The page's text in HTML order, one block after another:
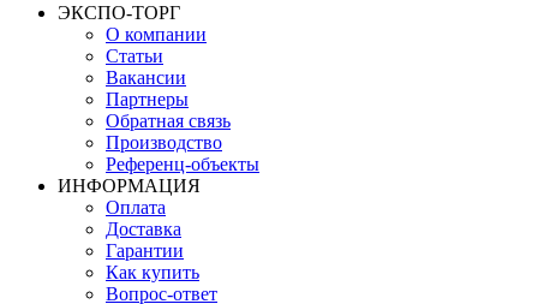
ЭКСПО-ТОРГ
О компании
Статьи
Вакансии
Партнеры
Обратная связь
Производство
Референц-объекты
ИНФОРМАЦИЯ
Оплата
Доставка
Гарантии
Как купить
Вопрос-ответ